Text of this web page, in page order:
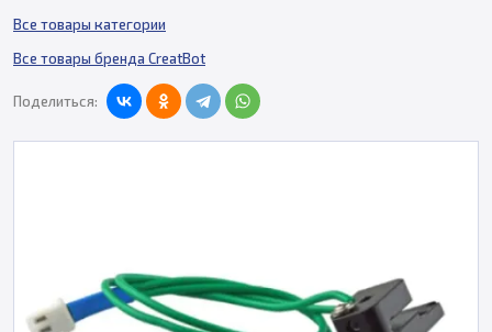
Все товары категории
Все товары бренда CreatBot
Поделиться: